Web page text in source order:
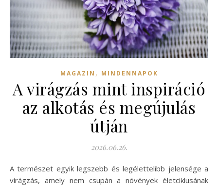
MAGAZIN , MINDENNAPOK
A virágzás mint inspiráció
az alkotás és megújulás
útján
2026.06.26.
A természet egyik legszebb és legélettelibb jelensége a
virágzás, amely nem csupán a növények életciklusának